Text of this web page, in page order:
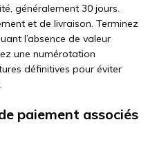
généralement 30 jours.
et de livraison. Terminez
l’absence de valeur
une numérotation
définitives pour éviter
paiement associés